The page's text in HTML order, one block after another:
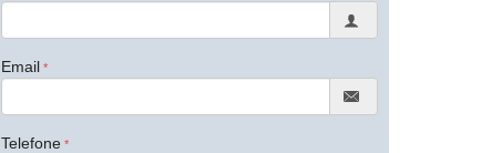
Email
Telefone